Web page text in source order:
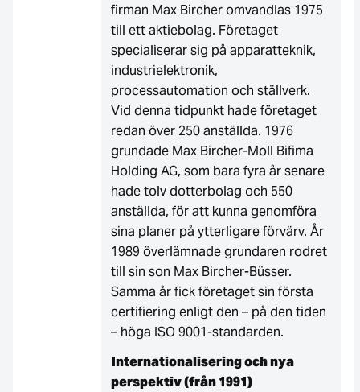
firman Max Bircher omvandlas 1975
till ett aktiebolag. Företaget
specialiserar sig på apparatteknik,
industrielektronik,
processautomation och ställverk.
Vid denna tidpunkt hade företaget
redan över 250 anställda. 1976
grundade Max Bircher-Moll Bifima
Holding AG, som bara fyra år senare
hade tolv dotterbolag och 550
anställda, för att kunna genomföra
sina planer på ytterligare förvärv. År
1989 överlämnade grundaren rodret
till sin son Max Bircher-Büsser.
Samma år fick företaget sin första
certifiering enligt den – på den tiden
– höga ISO 9001-standarden.
Internationalisering och nya
perspektiv (från 1991)